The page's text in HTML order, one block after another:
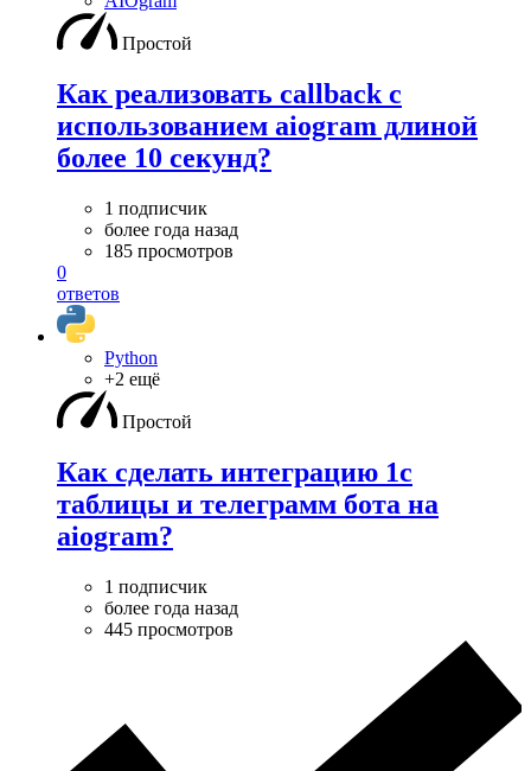
Простой
Как реализовать callback c
использованием aiogram длиной
более 10 секунд?
1 подписчик
более года назад
185 просмотров
0
ответов
Python
+2 ещё
Простой
Как сделать интеграцию 1c
таблицы и телеграмм бота на
aiogram?
1 подписчик
более года назад
445 просмотров